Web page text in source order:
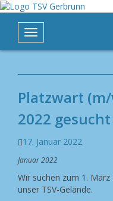
Toggle
navigation
Platzwart
2022 gesucht
17. Januar 2022
Januar 2022
Wir suchen zum 1.
unser TSV-Gelände.